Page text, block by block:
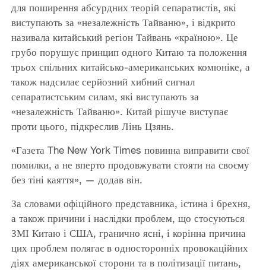
для поширення абсурдних теорій сепаратистів, які
виступають за «незалежність Тайваню», і відкрито
називала китайський регіон Тайвань «країною». Це
грубо порушує принцип одного Китаю та положення
трьох спільних китайсько-американських комюніке, а
також надсилає серйозний хибний сигнал
сепаратистським силам, які виступають за
«незалежність Тайваню». Китай рішуче виступає
проти цього, підкреслив Лінь Цзянь.
«Газета The New York Times повинна виправити свої
помилки, а не вперто продовжувати стояти на своєму
без тіні каяття», — додав він.
За словами офіційного представника, істина і брехня,
а також причини і наслідки проблем, що стосуються
ЗМІ Китаю і США, гранично ясні, і корінна причина
цих проблем полягає в односторонніх провокаційних
діях американської сторони та в політизації питань,